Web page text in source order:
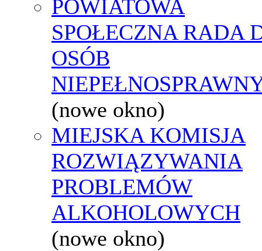
POWIATOWA
SPOŁECZNA RADA
OSÓB
(nowe okno)
MIEJSKA KOMISJA
ROZWIĄZYWANIA
PROBLEMÓW
ALKOHOLOWYCH
(nowe okno)